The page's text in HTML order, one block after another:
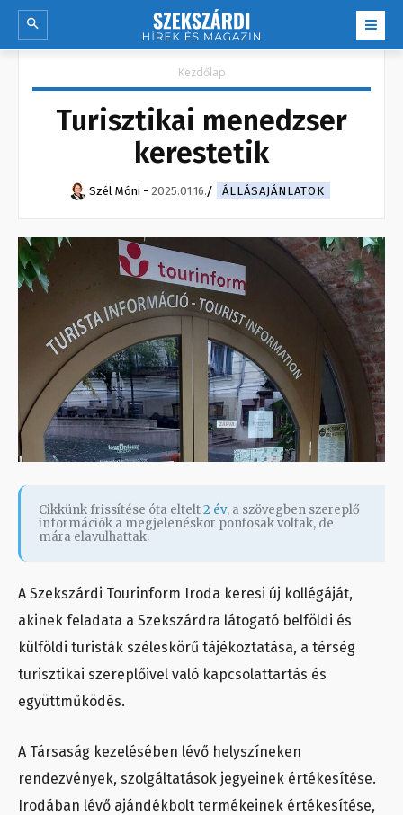
Kezdőlap
Turisztikai menedzser
kerestetik
Szél Móni - 2025.01.16. ÁLLÁSAJÁNLATOK
Cikkünk frissítése óta eltelt2 év, a szövegben szereplő
információk a megjelenéskor pontosak voltak, de
mára elavulhattak.
A Szekszárdi Tourinform Iroda keresi új kollégáját,
akinek feladata a Szekszárdra látogató belföldi és
külföldi turisták széleskörű tájékoztatása, a térség
turisztikai szereplőivel való kapcsolattartás és
együttműködés.
A Társaság kezelésében lévő helyszíneken
rendezvények, szolgáltatások jegyeinek értékesítése.
Irodában lévő ajándékbolt termékeinek értékesítése,